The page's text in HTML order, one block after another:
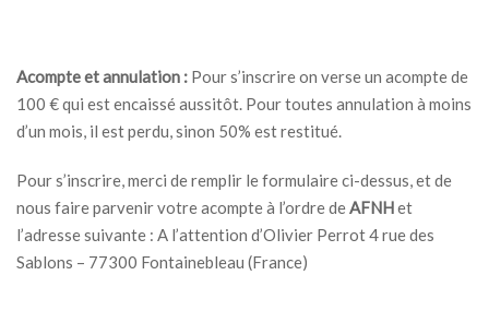
Acompte et annulation : Pour s’inscrire on verse un acompte de
100 € qui est encaissé aussitôt. Pour toutes annulation à moins
d’un mois, il est perdu, sinon 50% est restitué.
Pour s’inscrire, merci de remplir le formulaire ci-dessus, et de
nous faire parvenir votre acompte à l’ordre deAFNHet
l’adresse suivante : A l’attention d’Olivier Perrot 4 rue des
Sablons – 77300 Fontainebleau (France)